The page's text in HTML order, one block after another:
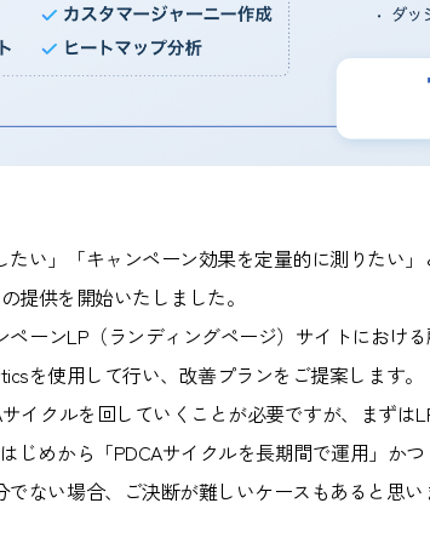
い」「キャンペーン効果を定量的に測りたい
提供を開始いたしました。
ーンLP（ランディングページ）サイトにおけ
を使用して行い、改善プランをご提案します。
イクルを回していくことが必要ですが、まずは
じめから「PDCAサイクルを長期間で運用」か
ない場合、ご決断が難しいケースもあると思